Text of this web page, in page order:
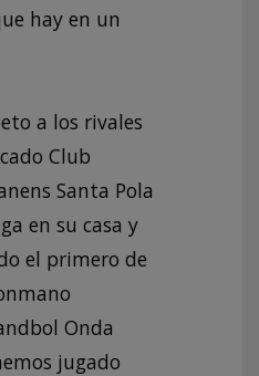
hay en un
a los rivales
Club
Santa Pola
en su casa y
el primero de
Onda
jugado